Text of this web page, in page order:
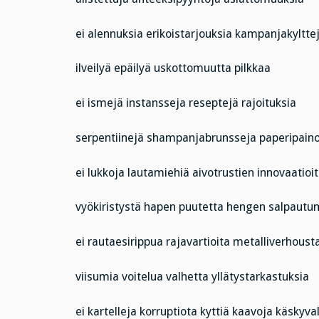
ei alennuksia erikoistarjouksia
ilveilyä epäilyä uskottomuutta pilkkaa
ei ismejä instansseja reseptejä rajoituksia
serpentiinejä shampanjabrunsseja
ei lukkoja lautamiehiä aivotrustien
vyökiristystä hapen puutetta hengen
ei rautaesirippua rajavartioita
viisumia voitelua valhetta yllätystarkastuksia
ei kartelleja korruptiota kyttiä kaavoja